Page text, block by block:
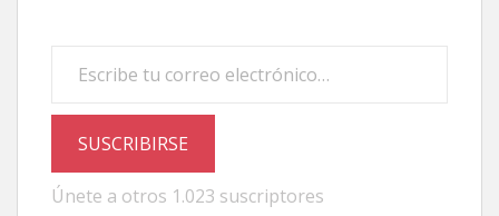
SUSCRIBIRSE
Únete a otros 1.023 suscriptores